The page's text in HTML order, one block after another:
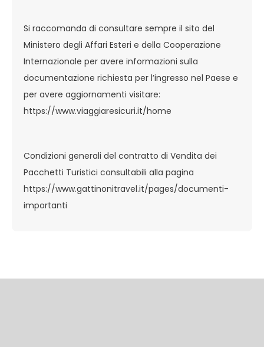
Si raccomanda di consultare sempre il sito del
Ministero degli Affari Esteri e della Cooperazione
Internazionale per avere informazioni sulla
documentazione richiesta per l’ingresso nel Paese e
per avere aggiornamenti visitare:
https://www.viaggiaresicuri.it/home
Condizioni generali del contratto di Vendita dei
Pacchetti Turistici consultabili alla pagina
https://www.gattinonitravel.it/pages/documenti-
importanti